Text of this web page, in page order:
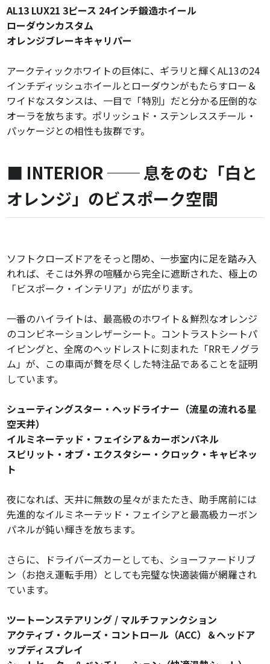
AL13 LUX21 3ピース 24インチ鍛造ホイール
ローダウンカスタム
オレンジブレーキキャリパー
アークティックホワイトの巨体に、ギラリと輝くAL13の24
インチディッシュホイールとローダウンがもたらすロー＆
ワイドなスタンスは、一目で「特別」だと分かる圧倒的な
オーラを放ちます。ポリッシュド・ステンレススチール・
パッケージとの相性も抜群です。
■ INTERIOR ── 息をのむ「白と
オレンジ」のビスポーク空間
ソフトクローズドアをそっと閉め、一歩室内に足を踏み入
れれば、そこは外界の喧騒から完全に遮断された、極上の
「ビスポーク・インテリア」が広がります。
一番のハイライトは、最高級のホワイト＆鮮烈なオレンジ
のコンビネーションレザーシート。コントラストシートパ
イピングと、全席のヘッドレストに刻まれた「RRモノグラ
ム」が、この車両が贅を尽くした特注品であることを証明
しています。
シューティングスター・ヘッドライナー（流星の流れる星
空天井）
イルミネーテッド・フェイシア＆カーボンパネル
スピリット・オブ・エクスタシー・クロック・キャビネッ
ト
夜になれば、天井に無数の星々がまたたき、助手席前には
先進的なイルミネーテッド・フェイシアと最高級カーボン
パネルが鈍い輝きを放ちます。
さらに、ドライバーズカーとしても、ショーファードリブ
ン（お抱え運転手用）としても完璧な快適装備が網羅され
ています。
ツートーンステアリング / マルチファンクション
アクティブ・クルーズ・コントロール（ACC）＆ヘッドア
ップディスプレイ